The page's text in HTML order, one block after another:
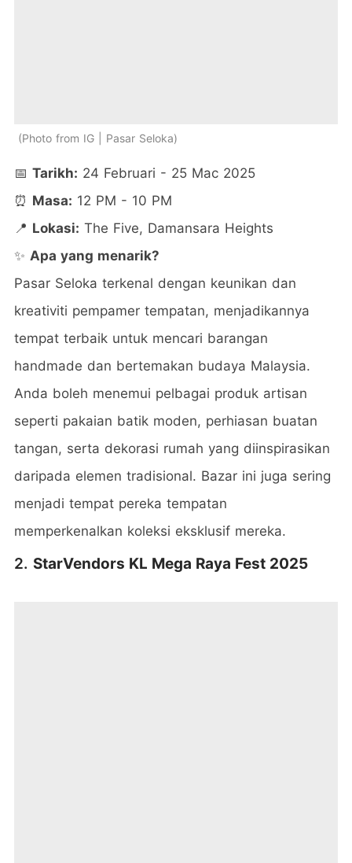
Photo from IG | Pasar Seloka
📅 Tarikh: 24 Februari - 25 Mac 2025
⏰ Masa: 12 PM - 10 PM
📍 Lokasi: The Five, Damansara Heights
✨ Apa yang menarik?
Pasar Seloka terkenal dengan keunikan dan
kreativiti pempamer tempatan, menjadikannya
tempat terbaik untuk mencari barangan
handmade dan bertemakan budaya Malaysia.
Anda boleh menemui pelbagai produk artisan
seperti pakaian batik moden, perhiasan buatan
tangan, serta dekorasi rumah yang diinspirasikan
daripada elemen tradisional. Bazar ini juga sering
menjadi tempat pereka tempatan
memperkenalkan koleksi eksklusif mereka.
2. StarVendors KL Mega Raya Fest 2025